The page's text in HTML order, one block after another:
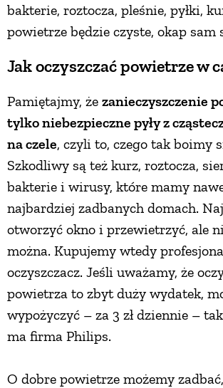
bakterie, roztocza, pleśnie, pyłki,
powietrze będzie czyste, okap sam
Jak oczyszczać powietrze w
Pamiętajmy, że zanieczyszczenie
tylko niebezpieczne pyły z
na czele, czyli to, czego tak boimy
Szkodliwy są też kurz, roztocza,
bakterie i wirusy, które mamy
najbardziej zadbanych domach.
otworzyć okno i przewietrzyć, ale
można. Kupujemy wtedy
oczyszczacz. Jeśli uważamy, że
powietrza to zbyt duży wydatek,
wypożyczyć – za 3 zł dziennie –
ma firma Philips.
O dobre powietrze możemy